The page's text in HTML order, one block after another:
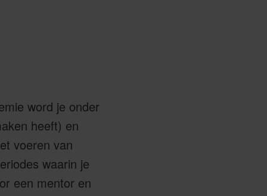
word je onder
heeft) en
voeren van
waarin je
een mentor en